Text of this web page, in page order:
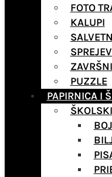
FOTO
KALUPI
PUZZLE
PAPIRNICA I